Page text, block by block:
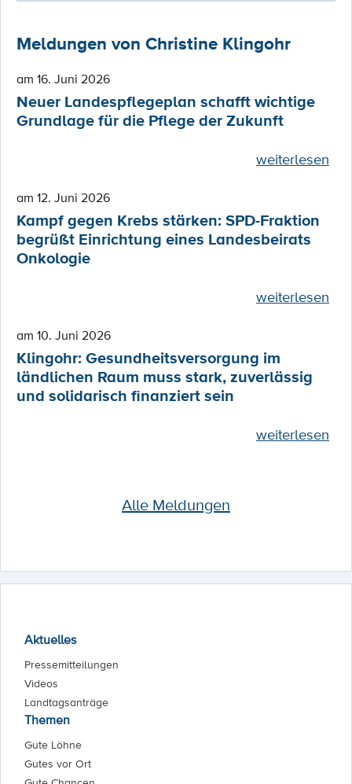
Meldungen von Christine Klingohr
am 16. Juni 2026
Neuer Landespflegeplan schafft wichtige
Grundlage für die Pflege der Zukunft
weiterlesen
am 12. Juni 2026
Kampf gegen Krebs stärken: SPD-Fraktion
begrüßt Einrichtung eines Landesbeirats
Onkologie
weiterlesen
am 10. Juni 2026
Klingohr: Gesundheitsversorgung im
ländlichen Raum muss stark, zuverlässig
und solidarisch finanziert sein
weiterlesen
Alle Meldungen
Aktuelles
Pressemitteilungen
Videos
Landtagsanträge
Themen
Gute Löhne
Gutes vor Ort